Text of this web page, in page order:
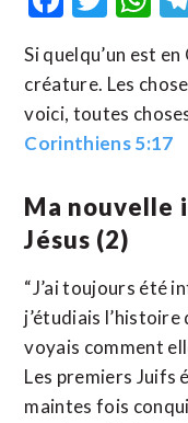
Si quelqu’un est
créature. Les
voici, toutes
Corinthiens 5:17
Ma nouvelle
Jésus (2)
“J’ai toujours été
j’étudiais
voyais comment
Les premiers Juifs
maintes fois